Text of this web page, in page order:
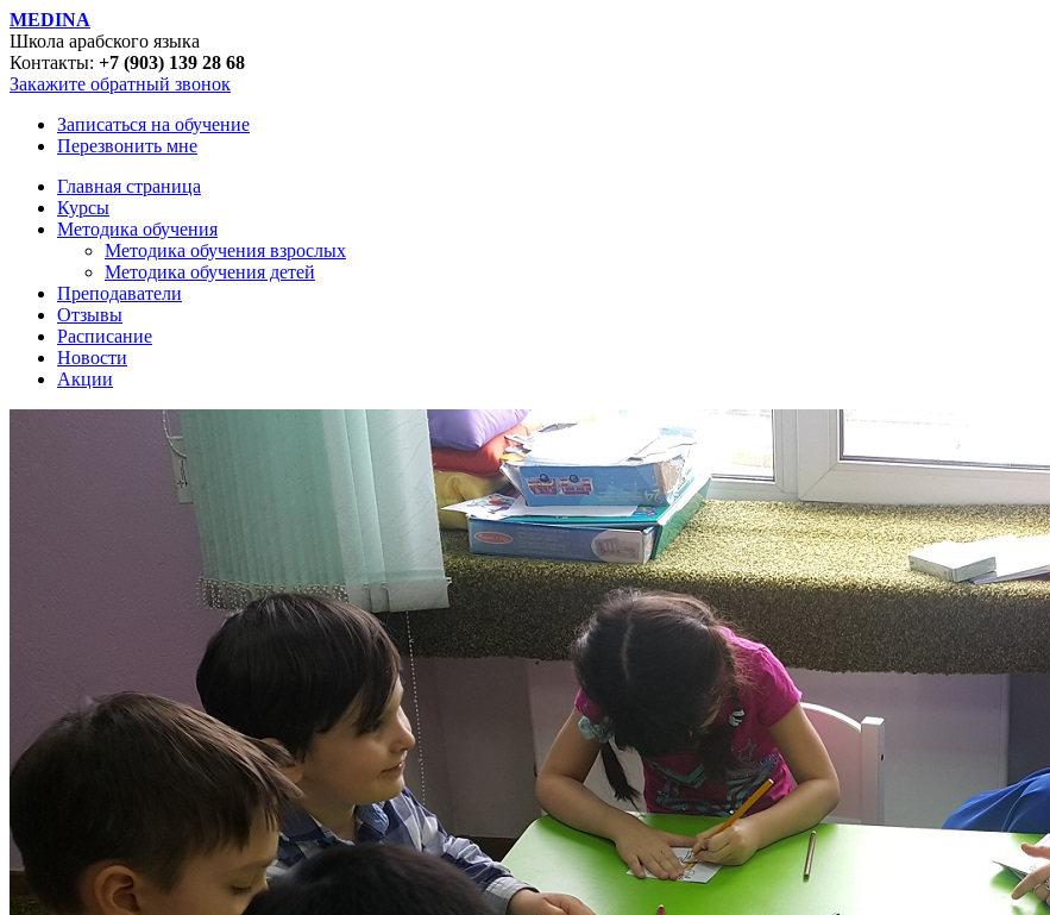
MEDINA
Школа арабского языка
Контакты: +7 (903) 139 28 68
Закажите обратный звонок
Записаться на обучение
Перезвонить мне
Главная страница
Курсы
Методика обучения
Методика обучения взрослых
Методика обучения детей
Преподаватели
Отзывы
Расписание
Новости
Акции